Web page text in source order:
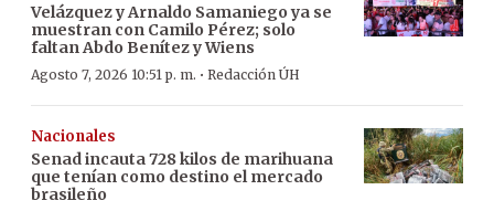
Velázquez y Arnaldo Samaniego ya se
muestran con Camilo Pérez; solo
faltan Abdo Benítez y Wiens
Agosto 7, 2026 10:51 p. m. · Redacción ÚH
Nacionales
Senad incauta 728 kilos de marihuana
que tenían como destino el mercado
brasileño